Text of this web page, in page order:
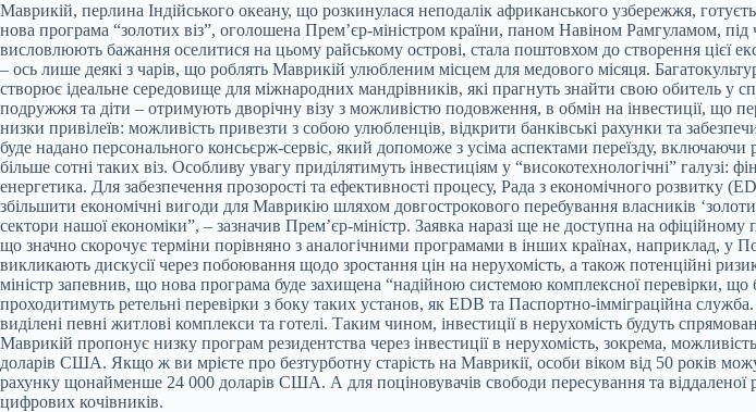
Маврикій, перлина Індійського океану, що розкинулася неподалік африканського узбережжя,
нова програма “золотих віз”, оголошена Прем’єр-міністром країни, паном Навіном Рамгуламом, під
висловлюють бажання оселитися на цьому райському острові, стала поштовхом до створення цієї
– ось лише деякі з чарів, що роблять Маврикій улюбленим місцем для медового місяця.
створює ідеальне середовище для міжнародних мандрівників, які прагнуть знайти свою обитель у
подружжя та діти – отримують дворічну візу з можливістю подовження, в обмін на інвестиції, що
низки привілеїв: можливість привезти з собою улюбленців, відкрити банківські рахунки та
буде надано персонального консьєрж-сервіс, який допоможе з усіма аспектами переїзду,
більше сотні таких віз. Особливу увагу приділятимуть інвестиціям у “високотехнологічні” галузі:
енергетика. Для забезпечення прозорості та ефективності процесу, Рада з економічного розвитку
збільшити економічні вигоди для Маврикію шляхом довгострокового перебування власників
сектори нашої економіки”, – зазначив Прем’єр-міністр. Заявка наразі ще не доступна на
що значно скорочує терміни порівняно з аналогічними програмами в інших країнах, наприклад, у
викликають дискусії через побоювання щодо зростання цін на нерухомість, а також потенційні
міністр запевнив, що нова програма буде захищена “надійною системою комплексної перевірки,
проходитимуть ретельні перевірки з боку таких установ, як EDB та Паспортно-імміграційна
виділені певні житлові комплекси та готелі. Таким чином, інвестиції в нерухомість будуть
Маврикій пропонує низку програм резидентства через інвестиції в нерухомість, зокрема,
доларів США. Якщо ж ви мрієте про безтурботну старість на Маврикії, особи віком від 50 років
рахунку щонайменше 24 000 доларів США. А для поціновувачів свободи пересування та
цифрових кочівників.